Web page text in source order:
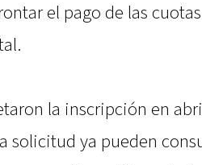
el pago de las
la inscripción en
solicitud ya pueden